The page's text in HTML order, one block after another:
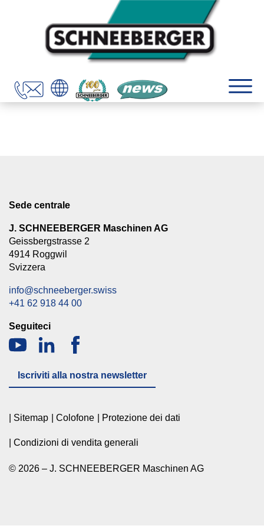
Sede centrale
J. SCHNEEBERGER Maschinen AG
Geissbergstrasse 2
4914 Roggwil
Svizzera
info@schneeberger.swiss
+41 62 918 44 00
Seguiteci
Iscriviti alla nostra newsletter
Sitemap Colofone Protezione dei dati
Condizioni di vendita generali
© 2026 – J. SCHNEEBERGER Maschinen AG